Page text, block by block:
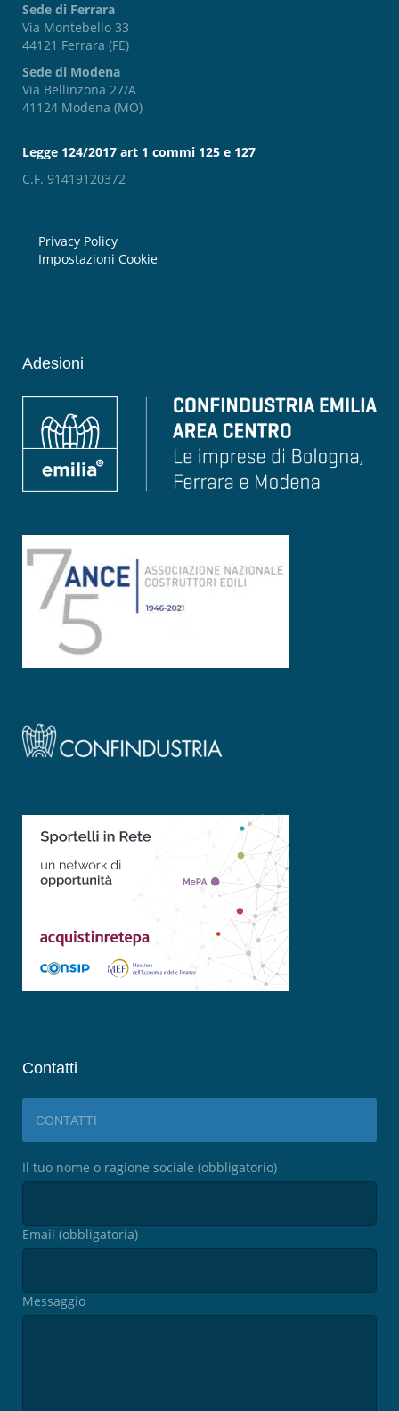
Sede di Ferrara
Via Montebello 33
44121 Ferrara (FE)
Sede di Modena
Via Bellinzona 27/A
41124 Modena (MO)
Legge 124/2017 art 1 commi 125 e 127
C.F. 91419120372
Privacy Policy
Impostazioni Cookie
Adesioni
Contatti
CONTATTI
Il tuo nome o ragione sociale (obbligatorio)
Email (obbligatoria)
Messaggio